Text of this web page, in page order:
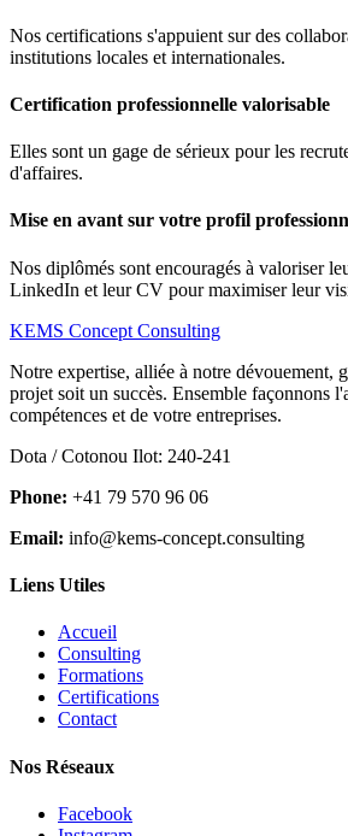
Nos certifications s'appuient sur des
institutions locales et internationales.
Certification professionnelle valorisable
Elles sont un gage de sérieux pour les
d'affaires.
Mise en avant sur votre profil
Nos diplômés sont encouragés à valoriser
LinkedIn et leur CV pour maximiser leur
KEMS Concept Consulting
Notre expertise, alliée à notre dévouement,
projet soit un succès. Ensemble façonnons
compétences et de votre entreprises.
Dota / Cotonou Ilot: 240-241
Phone: +41 79 570 96 06
Email: info@kems-concept.consulting
Liens Utiles
Accueil
Consulting
Formations
Certifications
Contact
Nos Réseaux
Facebook